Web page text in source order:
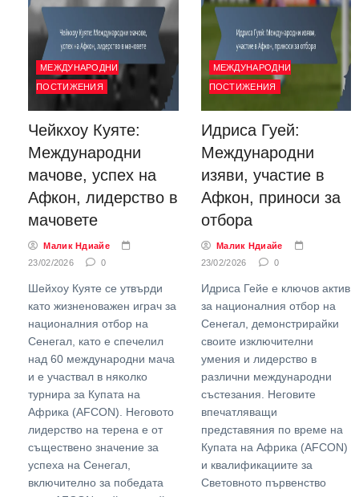
МЕЖДУНАРОДНИ
ПОСТИЖЕНИЯ
Чейкхоу Куяте:
Международни
мачове, успех на
Афкон, лидерство в
мачовете
Малик Ндиайе
23/02/2026
0
Шейхоу Куяте се утвърди
като жизненоважен играч за
националния отбор на
Сенегал, като е спечелил
над 60 международни мача
и е участвал в няколко
турнира за Купата на
Африка (AFCON). Неговото
лидерство на терена е от
съществено значение за
успеха на Сенегал,
включително за победата
МЕЖДУНАРОДНИ
ПОСТИЖЕНИЯ
Идриса Гуей:
Международни
изяви, участие в
Афкон, приноси за
отбора
Малик Ндиайе
23/02/2026
0
Идриса Гейе е ключов актив
за националния отбор на
Сенегал, демонстрирайки
своите изключителни
умения и лидерство в
различни международни
състезания. Неговите
впечатляващи
представяния по време на
Купата на Африка (AFCON)
и квалификациите за
Световното първенство